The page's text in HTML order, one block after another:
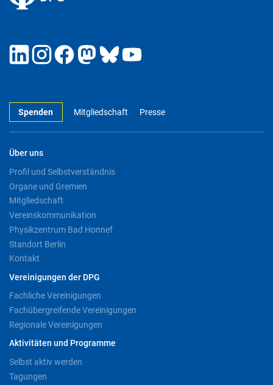
Spenden Mitgliedschaft Presse
Über uns
Profil und Selbstverständnis
Organe und Gremien
Mitgliedschaft
Vereinskommunikation
Physikzentrum Bad Honnef
Standort Berlin
Kontakt
Vereinigungen der DPG
Fachliche Vereinigungen
Fachübergreifende Vereinigungen
Regionale Vereinigungen
Aktivitäten und Programme
Selbst aktiv werden
Tagungen